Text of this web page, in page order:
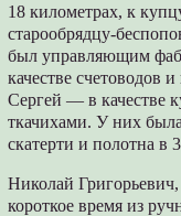
18 километрах, к
старообрядцу-
был управляющим
качестве счетоводов
Сергей — в качестве
ткачихами. У них
скатерти и полотна в
Николай
короткое время из